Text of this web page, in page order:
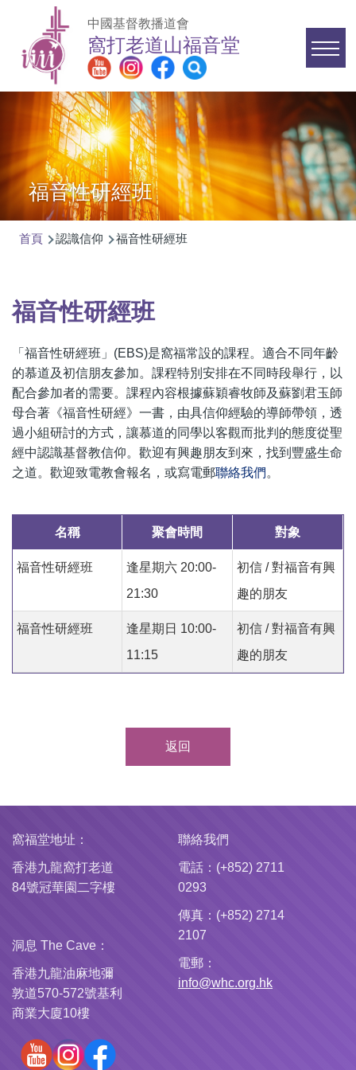
移至主內容
中國基督教播道會
窩打老道山福音堂
Main
navigation
福音性研經班
連
首頁 認識信仰 福音性研經班
福音性研經班
「福音性研經班」(EBS)是窩福常設的課程。適合不同年齡
的慕道及初信朋友參加。課程特別安排在不同時段舉行，以
配合參加者的需要。課程內容根據蘇穎睿牧師及蘇劉君玉師
母合著《福音性研經》一書，由具信仰經驗的導師帶領，透
過小組研討的方式，讓慕道的同學以客觀而批判的態度從聖
經中認識基督教信仰。歡迎有興趣朋友到來，找到豐盛生命
之道。歡迎致電教會報名，或寫電郵聯絡我們 。
名稱 聚會時間 對象
福音性研經班
逢星期六 20:00-
21:30
初信 / 對福音有興
趣的朋友
福音性研經班
逢星期日 10:00-
11:15
初信 / 對福音有興
趣的朋友
返回
窩福堂地址：
香港九龍窩打老道
84號冠華園二字樓
洞息 The Cave：
香港九龍油麻地彌
敦道570-572號基利
商業大廈10樓
聯絡我們
電話：(+852) 2711
0293
傳真：(+852) 2714
2107
電郵：
info@whc.org.hk